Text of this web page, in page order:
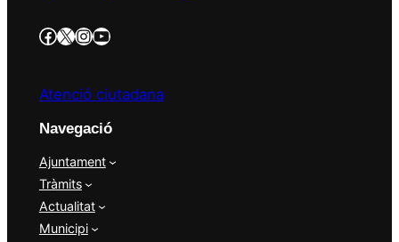
https://www.facebook.com/AjBellvisArcs/?locale=es_ES Twitter/X InstagramYouTube
Atenció ciutadana
Navegació
Ajuntament
Tràmits
Actualitat
Municipi